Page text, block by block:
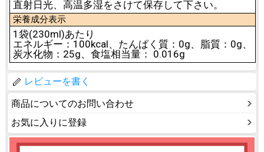
直射日光、高温多湿をさけて保存して下さい。
栄養成分表示
1袋(230ml)あたり
エネルギー：100kcal、たんぱく質：0g、脂質：0g、
炭水化物：25g、食塩相当量： 0.016g
レビューを書く
商品についてのお問い合わせ
お気に入りに登録